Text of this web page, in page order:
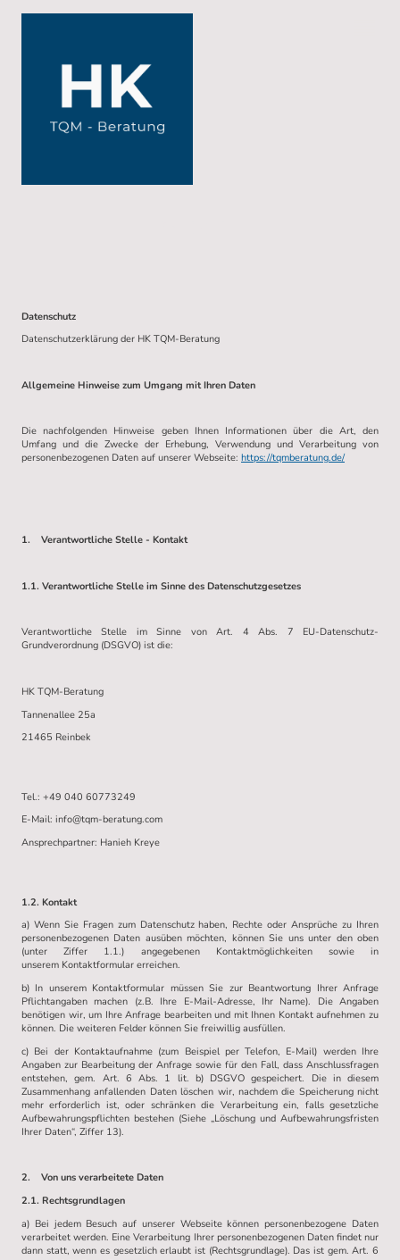
Datenschutz
Datenschutzerklärung der HK TQM-Beratung
Allgemeine Hinweise zum Umgang mit Ihren Daten
Die nachfolgenden Hinweise geben Ihnen Informationen über die Art, den
Umfang und die Zwecke der Erhebung, Verwendung und Verarbeitung von
personenbezogenen Daten auf unserer Webseite: https://tqmberatung.de/
1. Verantwortliche Stelle - Kontakt
1.1. Verantwortliche Stelle im Sinne des Datenschutzgesetzes
Verantwortliche Stelle im Sinne von Art. 4 Abs. 7 EU-Datenschutz-
Grundverordnung (DSGVO) ist die:
HK TQM-Beratung
Tannenallee 25a
21465 Reinbek
Tel.: +49 040 60773249
E-Mail: info@tqm-beratung.com
Ansprechpartner: Hanieh Kreye
1.2. Kontakt
a) Wenn Sie Fragen zum Datenschutz haben, Rechte oder Ansprüche zu Ihren
personenbezogenen Daten ausüben möchten, können Sie uns unter den oben
(unter Ziffer 1.1.) angegebenen Kontaktmöglichkeiten sowie in
unserem Kontaktformular erreichen.
b) In unserem Kontaktformular müssen Sie zur Beantwortung Ihrer Anfrage
Pflichtangaben machen (z.B. Ihre E-Mail-Adresse, Ihr Name). Die Angaben
benötigen wir, um Ihre Anfrage bearbeiten und mit Ihnen Kontakt aufnehmen zu
können. Die weiteren Felder können Sie freiwillig ausfüllen.
c) Bei der Kontaktaufnahme (zum Beispiel per Telefon, E-Mail) werden Ihre
Angaben zur Bearbeitung der Anfrage sowie für den Fall, dass Anschlussfragen
entstehen, gem. Art. 6 Abs. 1 lit. b) DSGVO gespeichert. Die in diesem
Zusammenhang anfallenden Daten löschen wir, nachdem die Speicherung nicht
mehr erforderlich ist, oder schränken die Verarbeitung ein, falls gesetzliche
Aufbewahrungspflichten bestehen (Siehe „Löschung und Aufbewahrungsfristen
Ihrer Daten“, Ziffer 13).
2. Von uns verarbeitete Daten
2.1. Rechtsgrundlagen
a) Bei jedem Besuch auf unserer Webseite können personenbezogene Daten
verarbeitet werden. Eine Verarbeitung Ihrer personenbezogenen Daten findet nur
dann statt, wenn es gesetzlich erlaubt ist (Rechtsgrundlage). Das ist gem. Art. 6